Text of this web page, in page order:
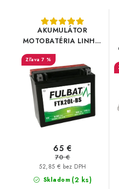
AKUMULÁTOR
MOTOBATÉRIA LINHAI
370/400/500/550/565/
FULBAT FTX20L-
BS/YTX20L-BS
7 %
Skladom (2 ks)
52,85 € bez DPH
65 €
70 €